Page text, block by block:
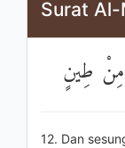
Surat Al-
مِنْ طِينٍ
12. Dan